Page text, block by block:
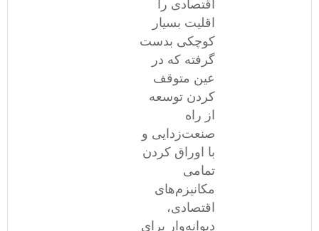
اقتصادی را
اقلیت بسیار
کوچکی بدست
گرفته‌ که در
عین متوقف
کردن توسعه
از راه
صنعت‌زدایی و
با اوراق کردن
تمامی
مکانیزم‌های
اقتصادی،
دیوانه‌وار برای